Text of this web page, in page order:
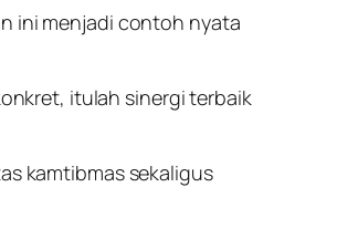
ini menjadi contoh nyata
itulah sinergi terbaik
kamtibmas sekaligus